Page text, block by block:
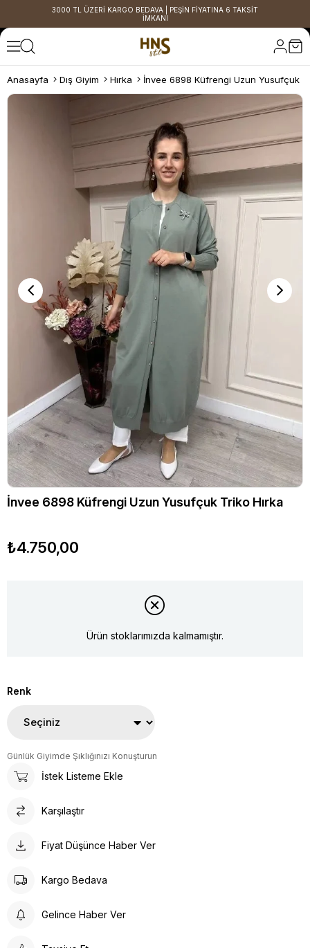
3000 TL ÜZERİ KARGO BEDAVA | PEŞİN FİYATINA 6 TAKSİT
İMKANI
Anasayfa Dış Giyim Hırka İnvee 6898 Küfrengi Uzun Yusufçuk
İnvee 6898 Küfrengi Uzun Yusufçuk Triko Hırka
₺4.750,00
Ürün stoklarımızda kalmamıştır.
Renk
Günlük Giyimde Şıklığınızı Konuşturun
İstek Listeme Ekle
Karşılaştır
Fiyat Düşünce Haber Ver
Kargo Bedava
Gelince Haber Ver